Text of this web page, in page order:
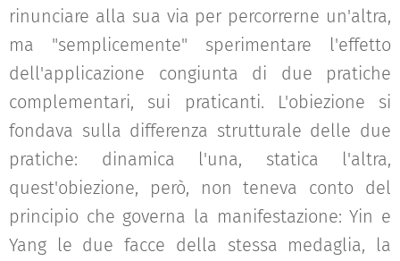
rinunciare alla sua via per percorrerne un'altra,
ma "semplicemente" sperimentare l'effetto
dell'applicazione congiunta di due pratiche
complementari, sui praticanti. L'obiezione si
fondava sulla differenza strutturale delle due
pratiche: dinamica l'una, statica l'altra,
quest'obiezione, però, non teneva conto del
principio che governa la manifestazione: Yin e
Yang le due facce della stessa medaglia, la